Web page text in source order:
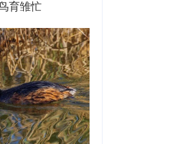
育雏忙